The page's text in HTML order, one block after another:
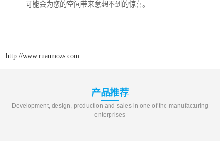
可能会为您的空间带来意想不到的惊喜。
http://www.ruanmozs.com
产品推荐
Development, design, production and sales in one of the manufacturing
enterprises